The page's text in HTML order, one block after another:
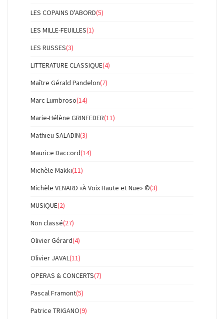
LES COPAINS D'ABORD(5)
LES MILLE-FEUILLES(1)
LES RUSSES(3)
LITTERATURE CLASSIQUE(4)
Maître Gérald Pandelon(7)
Marc Lumbroso(14)
Marie-Hélène GRINFEDER(11)
Mathieu SALADIN(3)
Maurice Daccord(14)
Michèle Makki(11)
Michèle VENARD «À Voix Haute et Nue» ©(3)
MUSIQUE(2)
Non classé(27)
Olivier Gérard(4)
Olivier JAVAL(11)
OPERAS & CONCERTS(7)
Pascal Framont(5)
Patrice TRIGANO(9)